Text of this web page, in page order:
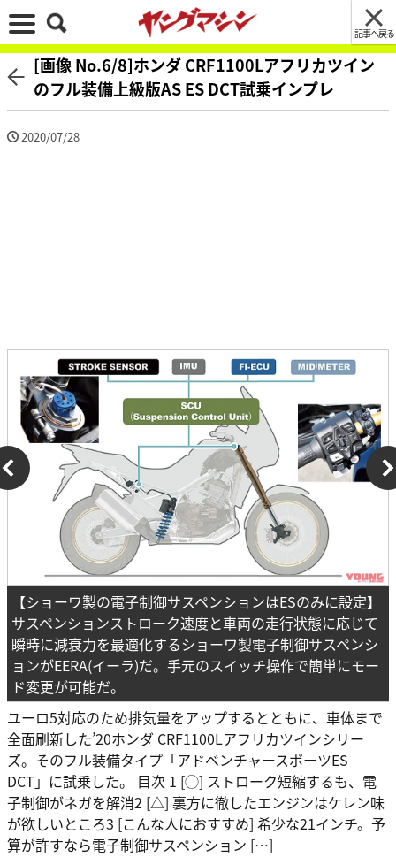
記事へ戻る
[画像 No.6/8]ホンダ CRF1100Lアフリカツイン
のフル装備上級版AS ES DCT試乗インプレ
2020/07/28
【ショーワ製の電子制御サスペンションはESのみに設定】
サスペンションストローク速度と車両の走行状態に応じて
瞬時に減衰力を最適化するショーワ製電子制御サスペンシ
ョンがEERA(イーラ)だ。手元のスイッチ操作で簡単にモー
ド変更が可能だ。
ユーロ5対応のため排気量をアップするとともに、車体まで
全面刷新した’20ホンダ CRF1100Lアフリカツインシリー
ズ。そのフル装備タイプ「アドベンチャースポーツES
DCT」に試乗した。 目次 1 [◯] ストローク短縮するも、電
子制御がネガを解消2 [△] 裏方に徹したエンジンはケレン味
が欲しいところ3 [こんな人におすすめ] 希少な21インチ。予
算が許すなら電子制御サスペンション […]